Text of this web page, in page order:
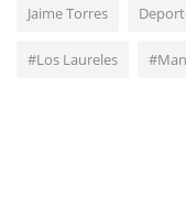
Jaime Torres
#Los Laureles